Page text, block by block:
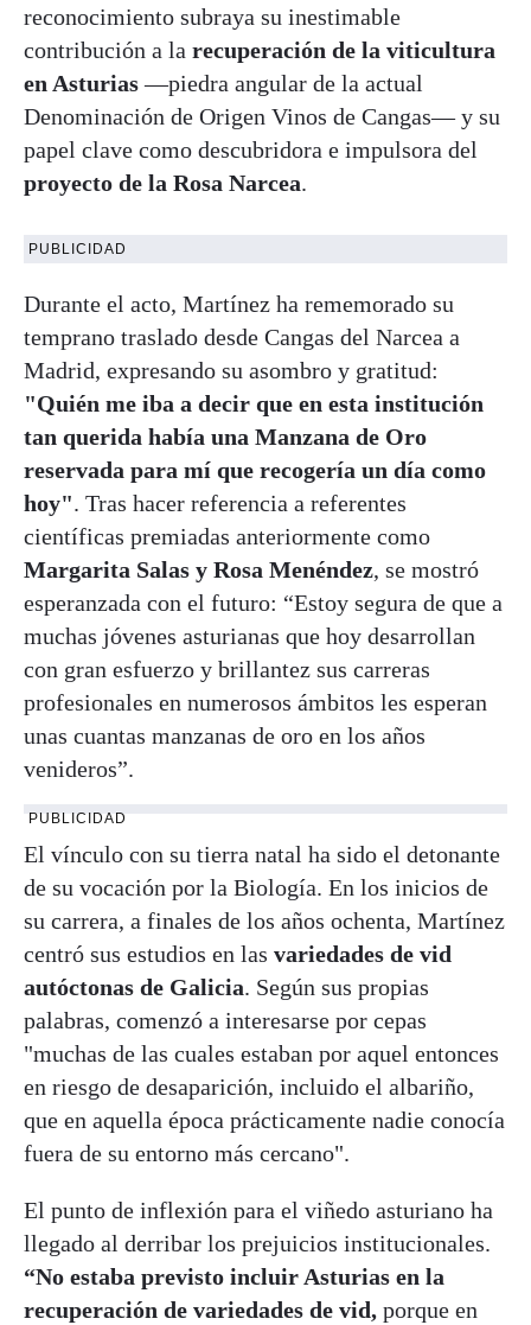
reconocimiento subraya su inestimable
contribución a la recuperación de la viticultura
en Asturias—piedra angular de la actual
Denominación de Origen Vinos de Cangas— y su
papel clave como descubridora e impulsora del
proyecto de la Rosa Narcea.
PUBLICIDAD
Durante el acto, Martínez ha rememorado su
temprano traslado desde Cangas del Narcea a
Madrid, expresando su asombro y gratitud:
"Quién me iba a decir que en esta institución
tan querida había una Manzana de Oro
reservada para mí que recogería un día como
hoy". Tras hacer referencia a referentes
científicas premiadas anteriormente como
Margarita Salas y Rosa Menéndez, se mostró
esperanzada con el futuro: “Estoy segura de que a
muchas jóvenes asturianas que hoy desarrollan
con gran esfuerzo y brillantez sus carreras
profesionales en numerosos ámbitos les esperan
unas cuantas manzanas de oro en los años
venideros”.
PUBLICIDAD
El vínculo con su tierra natal ha sido el detonante
de su vocación por la Biología. En los inicios de
su carrera, a finales de los años ochenta, Martínez
centró sus estudios en las variedades de vid
autóctonas de Galicia. Según sus propias
palabras, comenzó a interesarse por cepas
"muchas de las cuales estaban por aquel entonces
en riesgo de desaparición, incluido el albariño,
que en aquella época prácticamente nadie conocía
fuera de su entorno más cercano".
El punto de inflexión para el viñedo asturiano ha
llegado al derribar los prejuicios institucionales.
“No estaba previsto incluir Asturias en la
recuperación de variedades de vid, porque en